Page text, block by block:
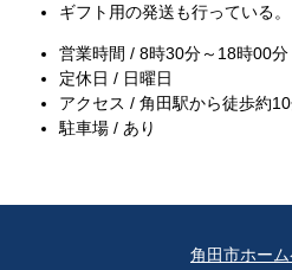
ギフト用の発送も行っている。
営業時間 / 8時30分～18時00分
定休日 / 日曜日
アクセス / 角田駅から徒歩約
駐車場 / あり
角田市ホー